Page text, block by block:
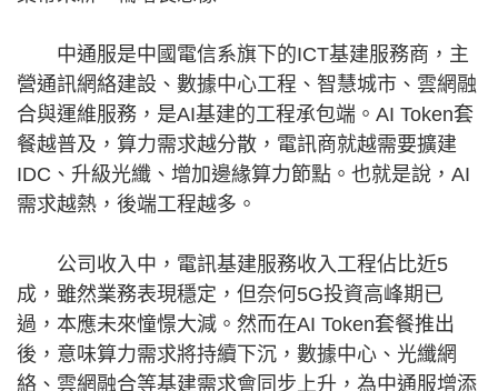
中通服是中國電信系旗下的ICT基建服務商，主
營通訊網絡建設、數據中心工程、智慧城市、雲網融
合與運維服務，是AI基建的工程承包端。AI Token套
餐越普及，算力需求越分散，電訊商就越需要擴建
IDC、升級光纖、增加邊緣算力節點。也就是說，AI
需求越熱，後端工程越多。
公司收入中，電訊基建服務收入工程佔比近5
成，雖然業務表現穩定，但奈何5G投資高峰期已
過，本應未來憧憬大減。然而在AI Token套餐推出
後，意味算力需求將持續下沉，數據中心、光纖網
絡、雲網融合等基建需求會同步上升，為中通服增添